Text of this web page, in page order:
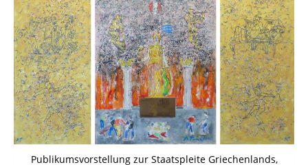
Publikumsvorstellung zur Staatspleite Griechenlands,